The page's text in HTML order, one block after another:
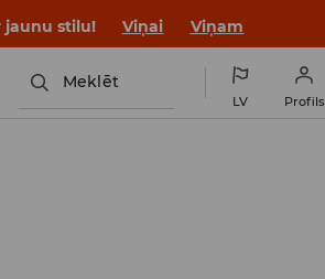
jaunu stilu! Viņai Viņam
Meklēt
LV Profils